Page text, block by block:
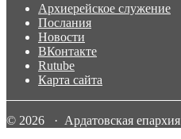
Архиерейское служение
Послания
Новости
ВКонтакте
Rutube
Карта сайта
© 2026 · Ардатовская епархия